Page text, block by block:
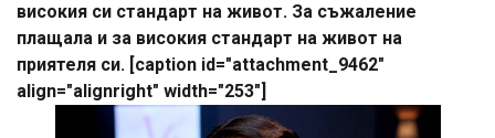
високия си стандарт на живот. За съжаление
плащала и за високия стандарт на живот на
приятеля си. [caption id="attachment_9462"
align="alignright" width="253"]